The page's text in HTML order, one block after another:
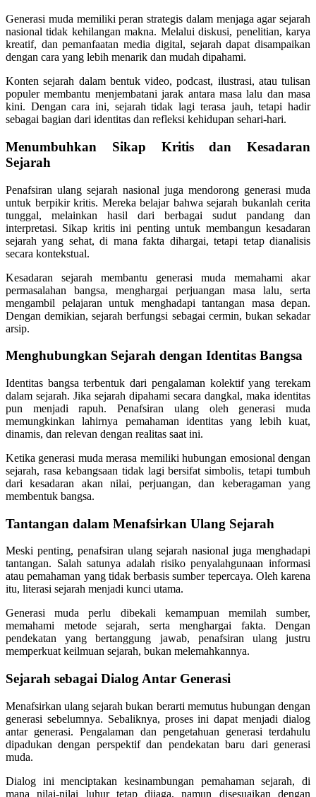
Generasi muda memiliki peran strategis dalam menjaga agar sejarah
nasional tidak kehilangan makna. Melalui diskusi, penelitian, karya
kreatif, dan pemanfaatan media digital, sejarah dapat disampaikan
dengan cara yang lebih menarik dan mudah dipahami.
Konten sejarah dalam bentuk video, podcast, ilustrasi, atau tulisan
populer membantu menjembatani jarak antara masa lalu dan masa
kini. Dengan cara ini, sejarah tidak lagi terasa jauh, tetapi hadir
sebagai bagian dari identitas dan refleksi kehidupan sehari-hari.
Menumbuhkan Sikap Kritis dan Kesadaran
Sejarah
Penafsiran ulang sejarah nasional juga mendorong generasi muda
untuk berpikir kritis. Mereka belajar bahwa sejarah bukanlah cerita
tunggal, melainkan hasil dari berbagai sudut pandang dan
interpretasi. Sikap kritis ini penting untuk membangun kesadaran
sejarah yang sehat, di mana fakta dihargai, tetapi tetap dianalisis
secara kontekstual.
Kesadaran sejarah membantu generasi muda memahami akar
permasalahan bangsa, menghargai perjuangan masa lalu, serta
mengambil pelajaran untuk menghadapi tantangan masa depan.
Dengan demikian, sejarah berfungsi sebagai cermin, bukan sekadar
arsip.
Menghubungkan Sejarah dengan Identitas Bangsa
Identitas bangsa terbentuk dari pengalaman kolektif yang terekam
dalam sejarah. Jika sejarah dipahami secara dangkal, maka identitas
pun menjadi rapuh. Penafsiran ulang oleh generasi muda
memungkinkan lahirnya pemahaman identitas yang lebih kuat,
dinamis, dan relevan dengan realitas saat ini.
Ketika generasi muda merasa memiliki hubungan emosional dengan
sejarah, rasa kebangsaan tidak lagi bersifat simbolis, tetapi tumbuh
dari kesadaran akan nilai, perjuangan, dan keberagaman yang
membentuk bangsa.
Tantangan dalam Menafsirkan Ulang Sejarah
Meski penting, penafsiran ulang sejarah nasional juga menghadapi
tantangan. Salah satunya adalah risiko penyalahgunaan informasi
atau pemahaman yang tidak berbasis sumber tepercaya. Oleh karena
itu, literasi sejarah menjadi kunci utama.
Generasi muda perlu dibekali kemampuan memilah sumber,
memahami metode sejarah, serta menghargai fakta. Dengan
pendekatan yang bertanggung jawab, penafsiran ulang justru
memperkuat keilmuan sejarah, bukan melemahkannya.
Sejarah sebagai Dialog Antar Generasi
Menafsirkan ulang sejarah bukan berarti memutus hubungan dengan
generasi sebelumnya. Sebaliknya, proses ini dapat menjadi dialog
antar generasi. Pengalaman dan pengetahuan generasi terdahulu
dipadukan dengan perspektif dan pendekatan baru dari generasi
muda.
Dialog ini menciptakan kesinambungan pemahaman sejarah, di
mana nilai-nilai luhur tetap dijaga, namun disesuaikan dengan